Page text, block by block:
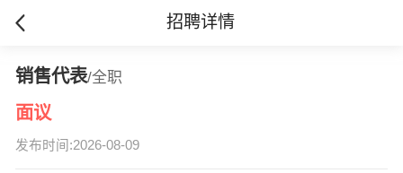
招聘详情
销售代表/全职
面议
发布时间:2026-08-09